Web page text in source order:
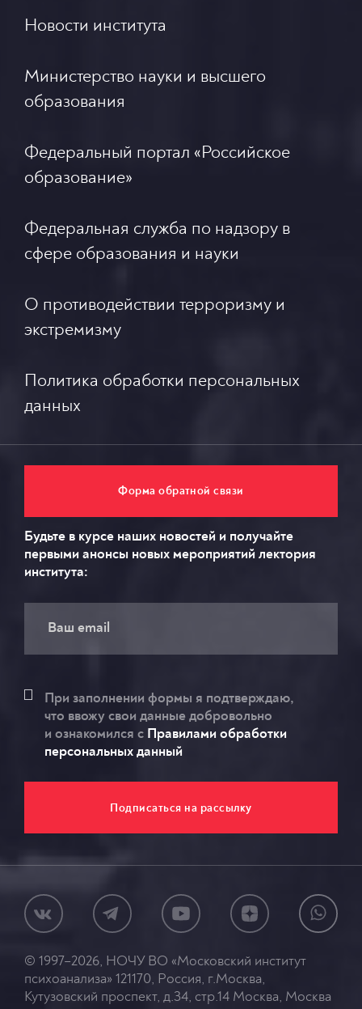
Новости института
Министерство науки и высшего
образования
Федеральный портал «Российское
образование»
Федеральная служба по надзору в
сфере образования и науки
О противодействии терроризму и
экстремизму
Политика обработки персональных
данных
Форма обратной связи
Будьте в курсе наших новостей и получайте
первыми анонсы новых мероприятий лектория
института:
При заполнении формы я подтверждаю,
что ввожу свои данные добровольно
и ознакомился c Правилами обработки
персональных данный
© 1997–2026, НОЧУ ВО «Московский институт
психоанализа» 121170, Россия, г.Москва,
Кутузовский проспект, д.34, стр.14 Москва, Москва